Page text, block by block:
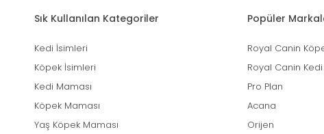
Sık Kullanılan Kategoriler
Kedi İsimleri
Köpek İsimleri
Kedi Maması
Köpek Maması
Yaş Köpek Maması
Popüler
Royal Canin
Royal Canin
Pro Plan
Acana
Orijen